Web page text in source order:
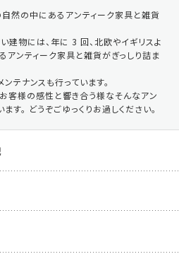
然の中にあるアンティーク家具と雑貨
建物には、年に 3 回、北欧やイギリスよ
アンティーク家具と雑貨がぎっしり詰ま
テナンスも行っています。
客様の感性と響き合う様なそんなアン
す。 どうぞごゆっくりお過しください。